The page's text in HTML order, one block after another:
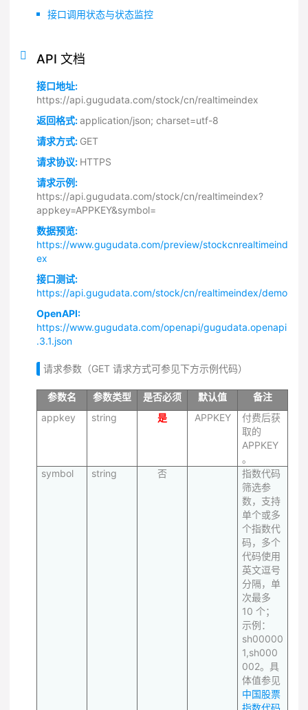
接口调用状态与状态监控
API 文档
接口地址:
https://api.gugudata.com/stock/cn/realtimeindex
返回格式:application/json; charset=utf-8
请求方式: GET
请求协议: HTTPS
请求示例:
https://api.gugudata.com/stock/cn/realtimeindex?
appkey=APPKEY&symbol=
数据预览:
https://www.gugudata.com/preview/stockcnrealtimeind
ex
接口测试:
https://api.gugudata.com/stock/cn/realtimeindex/demo
OpenAPI:
https://www.gugudata.com/openapi/gugudata.openapi
.3.1.json
请求参数（GET 请求方式可参见下方示例代码）
参数名 参数类型 是否必须 默认值
备注
appkey
string 是 APPKEY
付费后获
取的
APPKEY
。
symbol
string 否
指数代码
筛选参
数，支持
单个或多
个指数代
码，多个
代码使用
英文逗号
分隔，单
次最多
10 个；
示例：
sh00000
1,sh000
002。具
体值参见
中国股票
指数代码